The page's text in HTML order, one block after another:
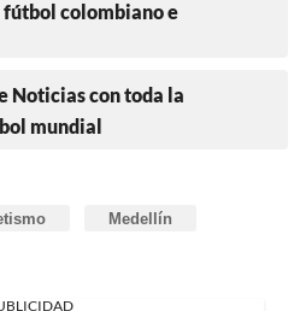
fútbol colombiano e
Noticias con toda la
mundial
Medellín